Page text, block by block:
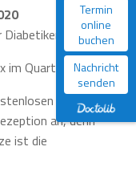
Termin
online
buchen
Nachricht
senden
Diabetiker statt.
im Quartal an.
Kurs
an, denn
ist die